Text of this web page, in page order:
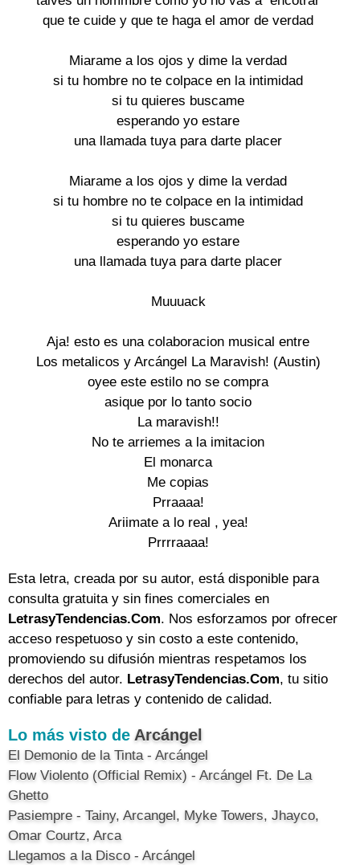
que te cuide y que te haga el amor de verdad
Miarame a los ojos y dime la verdad
si tu hombre no te colpace en la intimidad
si tu quieres buscame
esperando yo estare
una llamada tuya para darte placer
Miarame a los ojos y dime la verdad
si tu hombre no te colpace en la intimidad
si tu quieres buscame
esperando yo estare
una llamada tuya para darte placer
Muuuack
Aja! esto es una colaboracion musical entre
Los metalicos y Arcángel La Maravish! (Austin)
oyee este estilo no se compra
asique por lo tanto socio
La maravish!!
No te arriemes a la imitacion
El monarca
Me copias
Prraaaa!
Ariimate a lo real , yea!
Prrrraaaa!
Esta letra, creada por su autor, está disponible para
consulta gratuita y sin fines comerciales en
LetrasyTendencias.Com. Nos esforzamos por ofrecer
acceso respetuoso y sin costo a este contenido,
promoviendo su difusión mientras respetamos los
derechos del autor. LetrasyTendencias.Com, tu sitio
confiable para letras y contenido de calidad.
Lo más visto de Arcángel
El Demonio de la Tinta - Arcángel
Flow Violento (Official Remix) - Arcángel Ft. De La
Ghetto
Pasiempre - Tainy, Arcangel, Myke Towers, Jhayco,
Omar Courtz, Arca
Llegamos a la Disco - Arcángel